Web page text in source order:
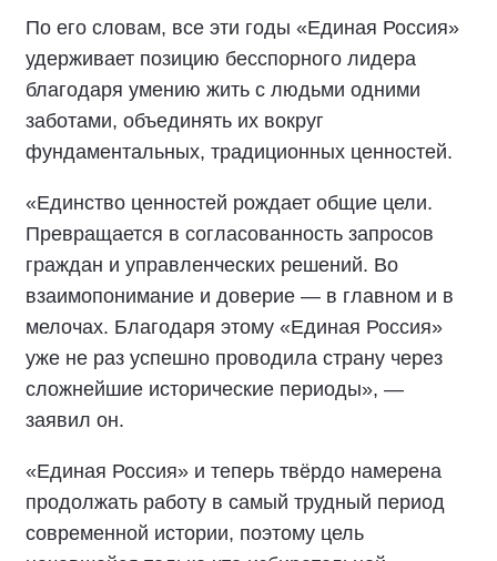
По его словам, все эти годы «Единая Россия»
удерживает позицию бесспорного лидера
благодаря умению жить с людьми одними
заботами, объединять их вокруг
фундаментальных, традиционных ценностей.
«Единство ценностей рождает общие цели.
Превращается в согласованность запросов
граждан и управленческих решений. Во
взаимопонимание и доверие — в главном и в
мелочах. Благодаря этому «Единая Россия»
уже не раз успешно проводила страну через
сложнейшие исторические периоды», —
заявил он.
«Единая Россия» и теперь твёрдо намерена
продолжать работу в самый трудный период
современной истории, поэтому цель